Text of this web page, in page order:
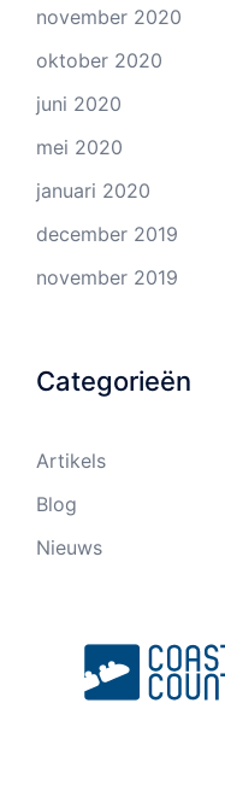
november 2020
oktober 2020
juni 2020
mei 2020
januari 2020
december 2019
november 2019
Categorieën
Artikels
Blog
Nieuws